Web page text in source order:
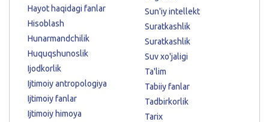
Hayot haqidagi fanlar
Hisoblash
Hunarmandchilik
Huquqshunoslik
Ijodkorlik
Ijtimoiy antropologiya
Ijtimoiy fanlar
Ijtimoiy himoya
Sun'iy intellekt
Suratkashlik
Suratkashlik
Suv xo'jaligi
Ta'lim
Tabiiy fanlar
Tadbirkorlik
Tarix